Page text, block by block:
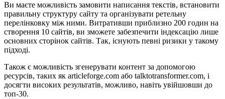
Ви маєте можливість замовити написання текстів, встановити
правильну структуру сайту та організувати ретельну
перелінковку між ними. Витративши приблизно 200 годин на
створення 10 сайтів, ви зможете забезпечити індексацію лише
основних сторінок сайтів. Так, існують певні ризики у такому
підході.
Також є можливість згенерувати контент за допомогою
ресурсів, таких як articleforge.com або talktotransformer.com, і
досягти високих результатів, можливо, навіть увійшовши до
топ-30.